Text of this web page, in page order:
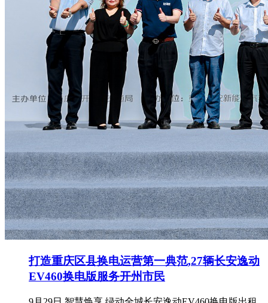
打造重庆区县换电运营第一典范,27辆长安逸动
EV460换电版服务开州市民